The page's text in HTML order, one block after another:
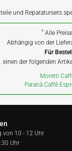
und Reparatursets
* Alle
Abhängig von der
Für
einen der folgenden
Moretti
Paranà Caffè
von 10 - 12 Uhr
Uhr